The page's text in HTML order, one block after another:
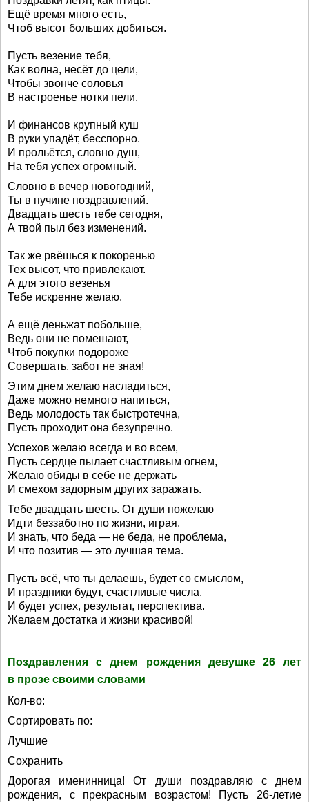
Ещё время много есть,
Чтоб высот больших добиться.
Пусть везение тебя,
Как волна, несёт до цели,
Чтобы звонче соловья
В настроенье нотки пели.
И финансов крупный куш
В руки упадёт, бесспорно.
И прольётся, словно душ,
На тебя успех огромный.
Словно в вечер новогодний,
Ты в пучине поздравлений.
Двадцать шесть тебе сегодня,
А твой пыл без изменений.
Так же рвёшься к покоренью
Тех высот, что привлекают.
А для этого везенья
Тебе искренне желаю.
А ещё деньжат побольше,
Ведь они не помешают,
Чтоб покупки подороже
Совершать, забот не зная!
Этим днем желаю насладиться,
Даже можно немного напиться,
Ведь молодость так быстротечна,
Пусть проходит она безупречно.
Успехов желаю всегда и во всем,
Пусть сердце пылает счастливым огнем,
Желаю обиды в себе не держать
И смехом задорным других заражать.
Тебе двадцать шесть. От души пожелаю
Идти беззаботно по жизни, играя.
И знать, что беда — не беда, не проблема,
И что позитив — это лучшая тема.
Пусть всё, что ты делаешь, будет со смыслом,
И праздники будут, счастливые числа.
И будет успех, результат, перспектива.
Желаем достатка и жизни красивой!
Поздравления с днем рождения девушке 26 лет
в прозе своими словами
Кол-во:
Сортировать по:
Лучшие
Сохранить
Дорогая именинница! От души поздравляю с днем
рождения, с прекрасным возрастом! Пусть 26-летие